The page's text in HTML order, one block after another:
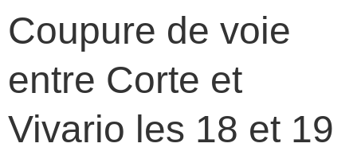
Coupure de voie
entre Corte et
Vivario les 18 et 19